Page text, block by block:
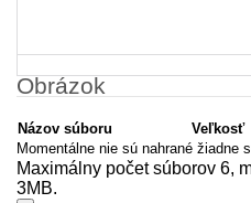
Obrázok
Názov súboru
Veľkosť
Momentálne nie sú nahrané žiadne
Maximálny počet súborov 6,
3MB.